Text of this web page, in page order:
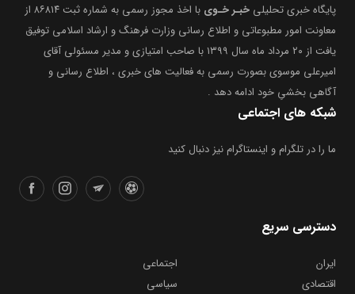
معاونت امور مطبوعاتی و اطلاع رسانی وزارت فرهنگ و ارشاد اسلامی توفیق
یافت از ۲۰ مرداد ماه سال ۱۳۹۹ با صاحب امتیازی و مدیر مسئولی آقای
امیرعلی موسوی بصورت رسمی به فعالیت های خبری ، اطلاع رسانی و
آگاهی بخشیِ خود ادامه دهد .
شبکه های اجتماعی
اقتصادی
سیاسی
فرهنگی
ورزشی